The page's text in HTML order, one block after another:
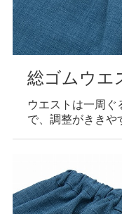
総ゴムウエ
ウエストは一周ぐ
で、調整がききや